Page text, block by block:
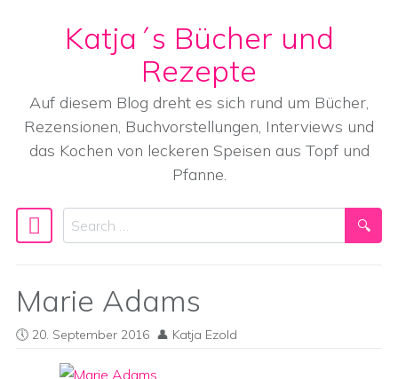
Skip to content
Katja´s Bücher und
Rezepte
Auf diesem Blog dreht es sich rund um Bücher,
Rezensionen, Buchvorstellungen, Interviews und
das Kochen von leckeren Speisen aus Topf und
Pfanne.
Main Navigation
Search
Marie Adams
20. September 2016 Katja Ezold